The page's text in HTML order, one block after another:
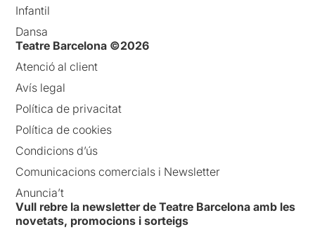
Infantil
Dansa
Teatre Barcelona ©2026
Atenció al client
Avís legal
Política de privacitat
Política de cookies
Condicions d’ús
Comunicacions comercials i Newsletter
Anuncia’t
Vull rebre la newsletter de Teatre Barcelona amb les
novetats, promocions i sorteigs